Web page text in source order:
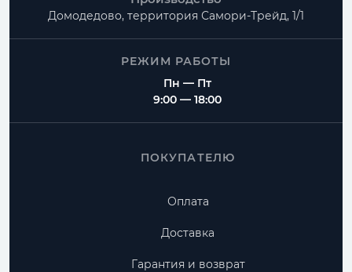
Домодедово, территория Самори-Трейд, 1/1
РЕЖИМ РАБОТЫ
Пн — Пт
9:00 — 18:00
ПОКУПАТЕЛЮ
Оплата
Доставка
Гарантия и возврат